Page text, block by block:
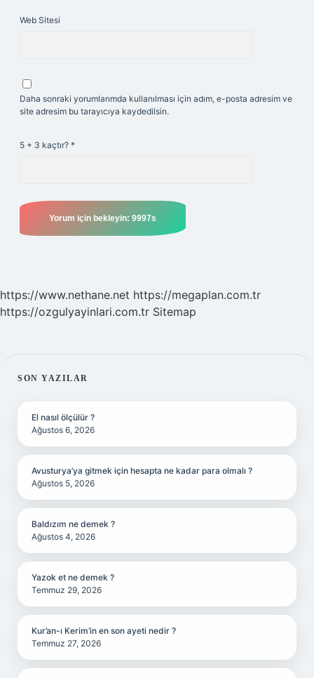
Web Sitesi
Daha sonraki yorumlarımda kullanılması için adım, e-posta adresim ve
site adresim bu tarayıcıya kaydedilsin.
5 + 3 kaçtır? *
https://www.nethane.net https://megaplan.com.tr
https://ozgulyayinlari.com.tr Sitemap
SIDEBAR
SON YAZILAR
El nasıl ölçülür ?
Ağustos 6, 2026
Avusturya’ya gitmek için hesapta ne kadar para olmalı ?
Ağustos 5, 2026
Baldızım ne demek ?
Ağustos 4, 2026
Yazok et ne demek ?
Temmuz 29, 2026
Kur’an-ı Kerim’in en son ayeti nedir ?
Temmuz 27, 2026